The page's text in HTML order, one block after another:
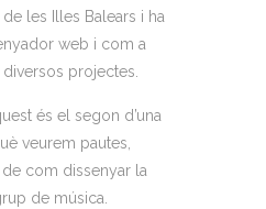
les Illes Balears i ha
web i com a
projectes.
és el segon d’una
veurem pautes,
com dissenyar la
de música.